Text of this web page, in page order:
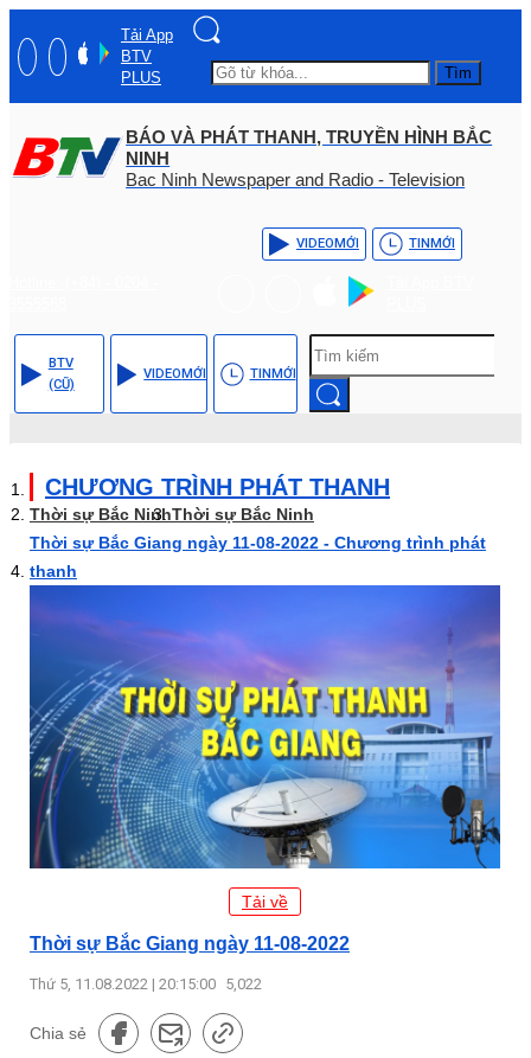
Tải App
BTV
PLUS
Tìm
BÁO VÀ PHÁT THANH, TRUYỀN HÌNH BẮC
NINH
Bac Ninh Newspaper and Radio - Television
VIDEOMỚI TINMỚI
BTV
(CŨ)
VIDEOMỚI TINMỚI
CHƯƠNG TRÌNH PHÁT THANH
Thời sự Bắc NinhThời sự Bắc Ninh
Thời sự Bắc Giang ngày 11-08-2022 - Chương trình phát
thanh
Tải về
Thời sự Bắc Giang ngày 11-08-2022
Thứ 5, 11.08.2022 | 20:15:00 5,022
Chia sẻ